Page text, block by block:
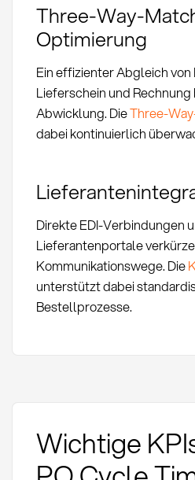
Three-Way-
Optimierung
Ein effizienter Abgleich
Lieferschein und
Abwicklung. DieThree-
dabei kontinuierlich
Direkte EDI-Verbindungen
Lieferantenportale
Kommunikationswege. Die
unterstützt dabei
Bestellprozesse.
Wichtige